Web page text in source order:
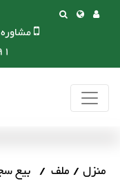
منزل ملف بیع